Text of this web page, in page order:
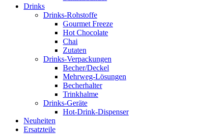
Drinks
Drinks-Rohstoffe
Gourmet Freeze
Hot Chocolate
Chai
Zutaten
Drinks-Verpackungen
Becher/Deckel
Mehrweg-Lösungen
Becherhalter
Trinkhalme
Drinks-Geräte
Hot-Drink-Dispenser
Neuheiten
Ersatzteile